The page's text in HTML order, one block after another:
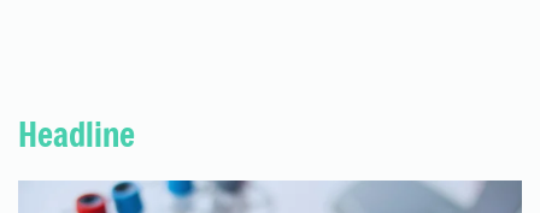
Headline